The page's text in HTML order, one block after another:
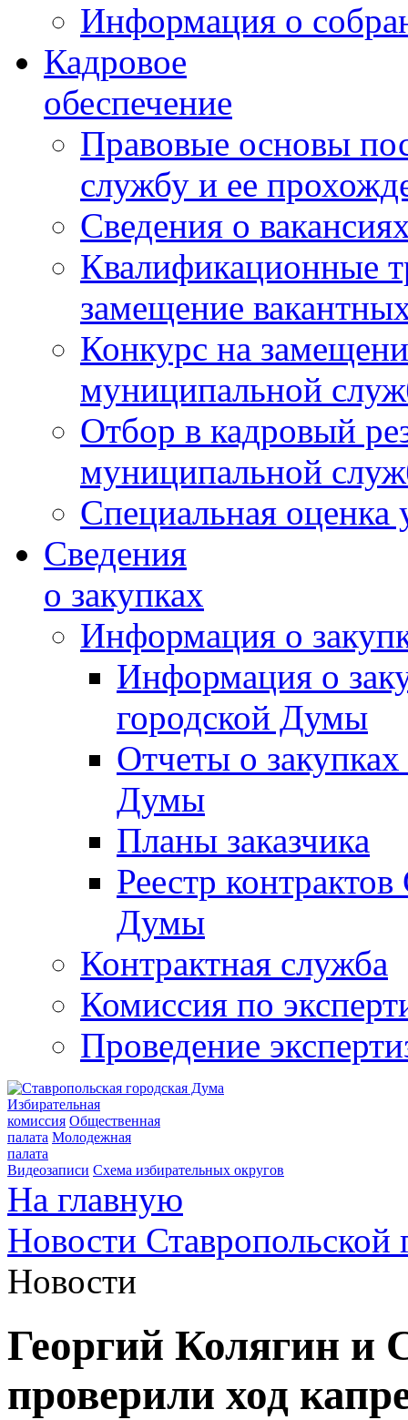
Информация о
Кадровое
обеспечение
Правовые основы
службу и ее
Сведения о
Квалификационные
замещение
Конкурс на
муниципальной
Отбор в кадровый
муниципальной
Специальная оценка
Сведения
о закупках
Информация о
Информация о
городской Думы
Отчеты о
Думы
Планы заказчика
Реестр
Думы
Контрактная служба
Комиссия по
Проведение
Избирательная
комиссия Общественная
палата Молодежная
палата
Видеозаписи Схема избирательных округов
На главную
Новости
Новости
Георгий Колягин и
проверили ход